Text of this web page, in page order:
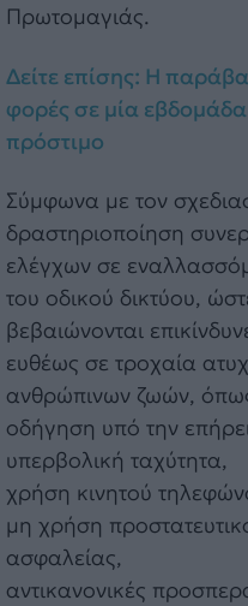
Πρωτομαγιάς.
Δείτε επίσης: Η
φορές σε μία
πρόστιμο
Σύμφωνα με τον
δραστηριοποίηση
ελέγχων σε
του οδικού δικτύου,
βεβαιώνονται
ευθέως σε τροχαία
ανθρώπινων ζωών,
οδήγηση υπό την
υπερβολική ταχύτητα,
χρήση κινητού
μη χρήση
ασφαλείας,
αντικανονικές